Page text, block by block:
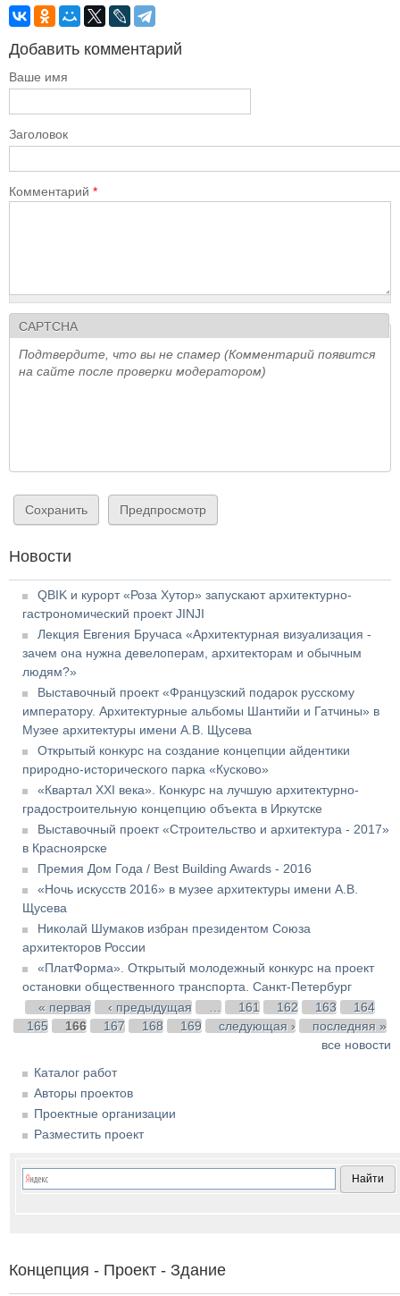
Добавить комментарий
Ваше имя
Заголовок
Комментарий *
CAPTCHA
Подтвердите, что вы не спамер (Комментарий появится
на сайте после проверки модератором)
Новости
QBIK и курорт «Роза Хутор» запускают архитектурно-
гастрономический проект JINJI
Лекция Евгения Бручаса «Архитектурная визуализация -
зачем она нужна девелоперам, архитекторам и обычным
людям?»
Выставочный проект «Французский подарок русскому
императору. Архитектурные альбомы Шантийи и Гатчины» в
Музее архитектуры имени А.В. Щусева
Открытый конкурс на создание концепции айдентики
природно-исторического парка «Кусково»
«Квартал XXI века». Конкурс на лучшую архитектурно-
градостроительную концепцию объекта в Иркутске
Выставочный проект «Строительство и архитектура - 2017»
в Красноярске
Премия Дом Года / Best Building Awards - 2016
«Ночь искусств 2016» в музее архитектуры имени А.В.
Щусева
Николай Шумаков избран президентом Союза
архитекторов России
«ПлатФорма». Открытый молодежный конкурс на проект
остановки общественного транспорта. Санкт-Петербург
Страницы
« первая ‹ предыдущая 161 162 163
164
165
166 167 168 169 следующая ›
последняя »
все новости
Каталог работ
Авторы проектов
Проектные организации
Разместить проект
Концепция - Проект - Здание